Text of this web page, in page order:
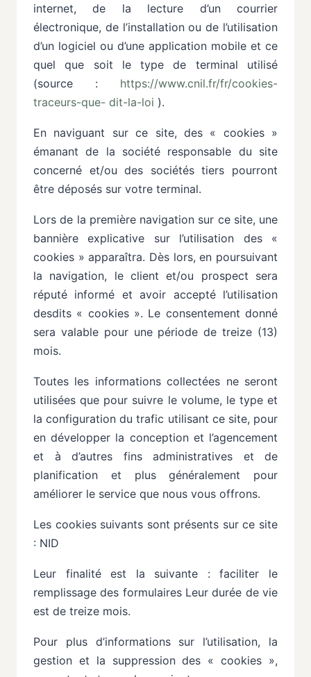
internet, de la lecture d’un courrier
électronique, de l’installation ou de l’utilisation
d’un logiciel ou d’une application mobile et ce
quel que soit le type de terminal utilisé
(source : https://www.cnil.fr/fr/cookies-
traceurs-que- dit-la-loi ).
En naviguant sur ce site, des « cookies »
émanant de la société responsable du site
concerné et/ou des sociétés tiers pourront
être déposés sur votre terminal.
Lors de la première navigation sur ce site, une
bannière
explicative sur l’utilisation des
«
cookies » apparaîtra. Dès lors, en poursuivant
la navigation, le client et/ou prospect sera
réputé informé et avoir accepté l’utilisation
desdits « cookies ». Le consentement donné
sera valable pour une période de treize (13)
mois.
Toutes les informations collectées ne seront
utilisées que pour suivre le volume, le type et
la configuration du trafic utilisant ce site, pour
en développer la conception et l’agencement
et à d’autres
fins administratives et
de
planification
et plus généralement
pour
améliorer le service que nous vous offrons.
Les cookies suivants sont présents sur ce site
: NID
Leur finalité est la suivante : faciliter
le
remplissage des formulaires Leur durée de vie
est de treize mois.
Pour plus d’informations sur l’utilisation,
la
gestion et la suppression des « cookies »,